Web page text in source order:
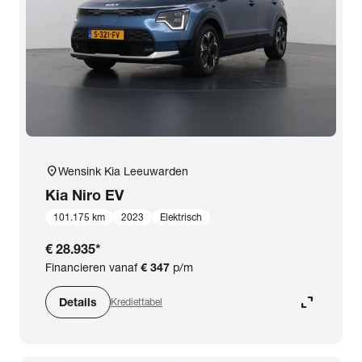
BTW (aftrekbaar) / Marge (BTW niet aftrekbaar)expand_more
Merk & Model
close
Kilometerstand
location_onWensink Kia Leeuwarden
Kia Niro EV
101.175 km 2023 Elektrisch
€ 28.935*
Financieren vanaf€ 347 p/m
Details Krediettabel expand_content